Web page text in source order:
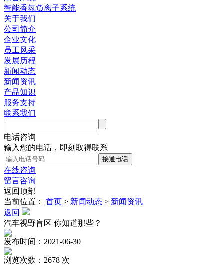
智能香氛负离子系统
关于我们
公司简介
企业文化
员工风采
发展历程
新闻动态
新闻资讯
产品知识
服务支持
联系我们
电话咨询
输入您的电话，即刻取得联系
在线咨询
留言咨询
返回顶部
当前位置： 首页 > 新闻动态 > 新闻资讯
返回
汽车视野盲区 你知道那些？
发布时间：2021-06-30
浏览次数：2678 次